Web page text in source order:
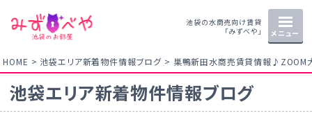
池袋の水商売向け賃貸
「みずべや」
メニュー
HOME 池袋エリア新着物件情報ブログ 巣鴨新田水商売賃貸情報♪ZOOM
池袋エリア新着物件情報ブログ